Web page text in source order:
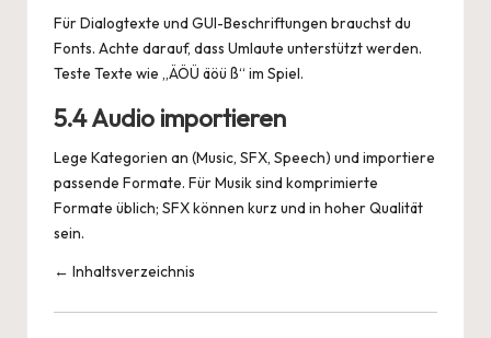
Für Dialogtexte und GUI-Beschriftungen brauchst du
Fonts. Achte darauf, dass Umlaute unterstützt werden.
Teste Texte wie „ÄÖÜ äöü ß“ im Spiel.
5.4 Audio importieren
Lege Kategorien an (Music, SFX, Speech) und importiere
passende Formate. Für Musik sind komprimierte
Formate üblich; SFX können kurz und in hoher Qualität
sein.
← Inhaltsverzeichnis